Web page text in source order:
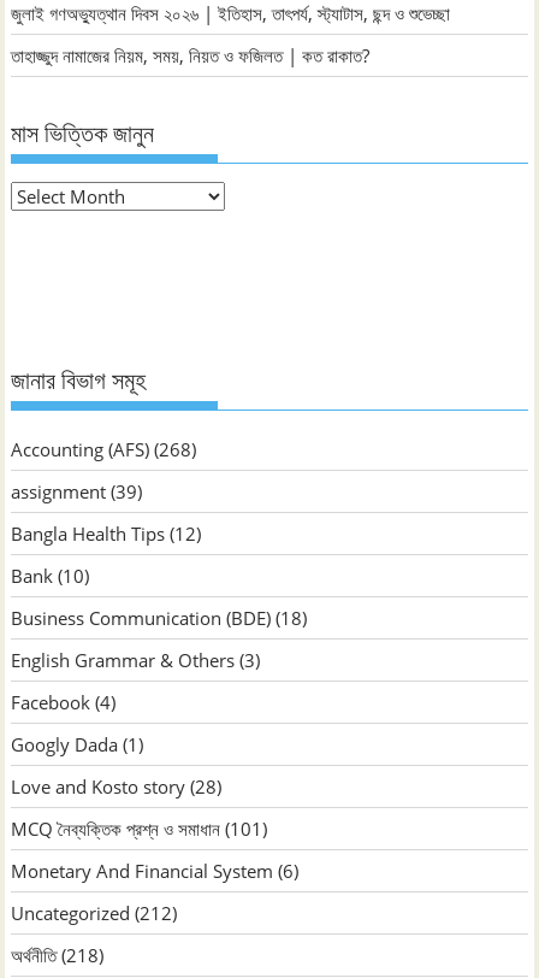
জুলাই গণঅভ্যুত্থান দিবস ২০২৬ | ইতিহাস, তাৎপর্য, স্ট্যাটাস, ছন্দ ও শুভেচ্ছা
তাহাজ্জুদ নামাজের নিয়ম, সময়, নিয়ত ও ফজিলত | কত রাকাত?
মাস ভিত্তিক জানুন
মাস
জানার বিভাগ সমূহ
Accounting (AFS) (268)
assignment (39)
Bangla Health Tips (12)
Bank (10)
Business Communication (BDE) (18)
English Grammar & Others (3)
Facebook (4)
Googly Dada (1)
Love and Kosto story (28)
MCQ নৈব্যক্তিক প্রশ্ন ও সমাধান (101)
Monetary And Financial System (6)
Uncategorized (212)
অর্থনীতি(218)